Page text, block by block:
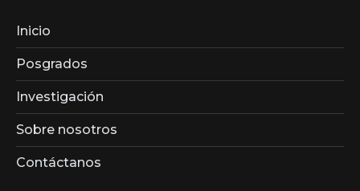
Inicio
Posgrados
Investigación
Sobre nosotros
Contáctanos